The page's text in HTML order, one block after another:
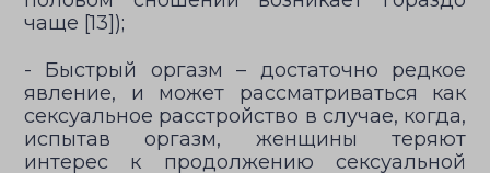
чаще [13]);
- Быстрый оргазм – достаточно редкое
явление, и может рассматриваться как
сексуальное расстройство в случае, когда,
испытав оргазм, женщины теряют
интерес к продолжению сексуальной